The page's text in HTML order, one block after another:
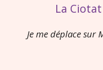
La Ciotat
Je me déplace sur